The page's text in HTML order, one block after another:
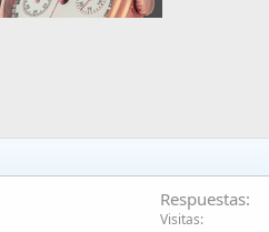
Respuestas
Visitas